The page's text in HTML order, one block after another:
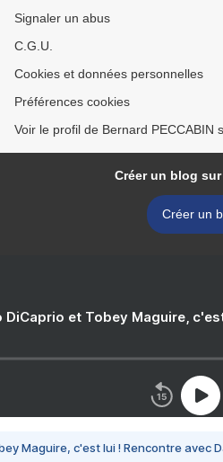
Signaler un abus
C.G.U.
Cookies et données personnelles
Préférences cookies
Voir le profil de Bernard PECCABIN
Créer un blog
Créer un
DiCaprio et Tobey Maguire,
Maguire, c'est lui ! Rencontre avec